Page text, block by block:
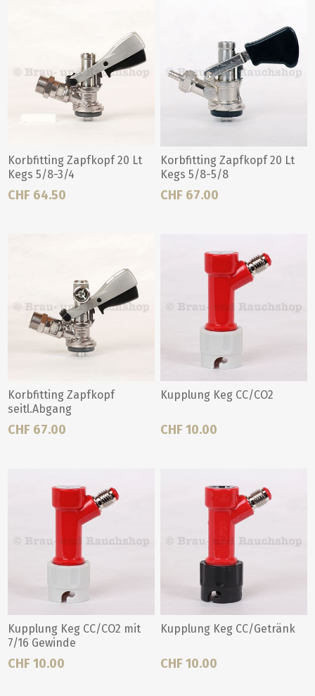
Korbfitting Zapfkopf 20 Lt
Kegs 5/8-3/4
CHF 64.50
Korbfitting Zapfkopf 20 Lt
Kegs 5/8-5/8
CHF 67.00
Korbfitting Zapfkopf
seitl.Abgang
CHF 67.00
Kupplung Keg CC/CO2
CHF 10.00
Kupplung Keg CC/CO2 mit
7/16 Gewinde
CHF 10.00
Kupplung Keg CC/Getränk
CHF 10.00